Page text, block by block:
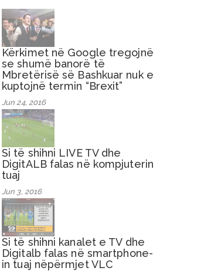
Kërkimet në Google tregojnë
se shumë banorë të
Mbretërisë së Bashkuar nuk e
kuptojnë termin “Brexit”
Jun 24, 2016
Si të shihni LIVE TV dhe
DigitALB falas në kompjuterin
tuaj
Jun 3, 2016
Si të shihni kanalet e TV dhe
Digitalb falas në smartphone-
in tuaj nëpërmjet VLC